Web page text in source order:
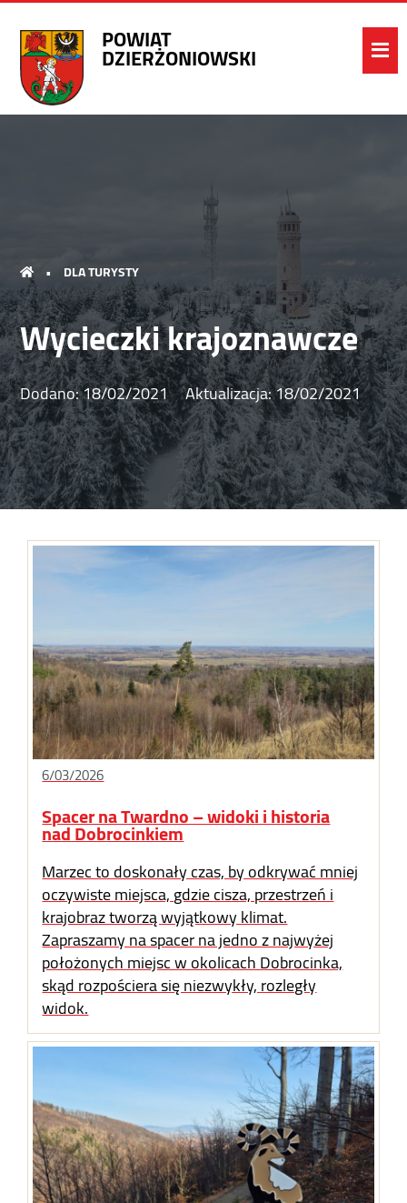
POWIAT
DZIERŻONIOWSKI
• DLA TURYSTY
Wycieczki krajoznawcze
Dodano:18/02/2021 Aktualizacja:18/02/2021
6/03/2026
Spacer na Twardno – widoki i historia
nad Dobrocinkiem
Marzec to doskonały czas, by odkrywać mniej
oczywiste miejsca, gdzie cisza, przestrzeń i
krajobraz tworzą wyjątkowy klimat.
Zapraszamy na spacer na jedno z najwyżej
położonych miejsc w okolicach Dobrocinka,
skąd rozpościera się niezwykły, rozległy
widok.